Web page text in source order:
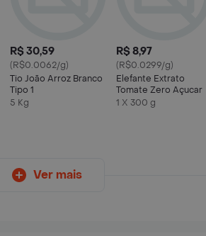
R$ 30,59
(R$0.0062/g)
Tio João Arroz Branco
Tipo 1
5 Kg
R$ 8,97
(R$0.0299/g)
Elefante Extrato
Tomate Zero Açucar
1 X 300 g
Ver mais